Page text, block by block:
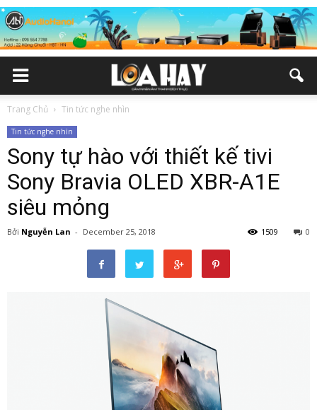
Trang Chủ Tin tức nghe nhìn
Tin tức nghe nhìn
Sony tự hào với thiết kế tivi
Sony Bravia OLED XBR-A1E
siêu mỏng
Bởi Nguyễn Lan - December 25, 2018 0
1509